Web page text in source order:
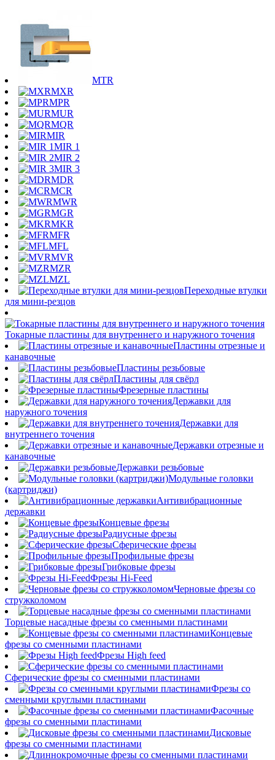
MTR
MXR
MPR
MUR
MQR
MIR
MIR 1
MIR 2
MIR 3
MDR
MCR
MWR
MGR
MKR
MFR
MFL
MVR
MZR
MZL
Переходные втулки
для мини-резцов
Токарные пластины для внутреннего и наружного точения
Пластины отрезные и
канавочные
Пластины резьбовые
Пластины для свёрл
Фрезерные пластины
Державки для
наружного точения
Державки для
внутреннего точения
Державки отрезные и
канавочные
Державки резьбовые
Модульные головки
(картриджи)
Антивибрационные
державки
Концевые фрезы
Радиусные фрезы
Сферические фрезы
Профильные фрезы
Грибковые фрезы
Фрезы Hi-Feed
Черновые фрезы со
стружколомом
Торцевые насадные фрезы со сменными пластинами
Концевые
фрезы со сменными пластинами
Фрезы High feed
Сферические фрезы со сменными пластинами
Фрезы со
сменными круглыми пластинами
Фасочные
фрезы со сменными пластинами
Дисковые
фрезы со сменными пластинами